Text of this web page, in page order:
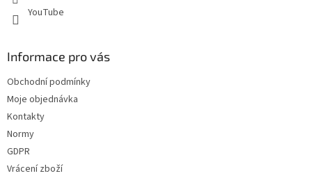
YouTube
Informace pro vás
Obchodní podmínky
Moje objednávka
Kontakty
Normy
GDPR
Vrácení zboží